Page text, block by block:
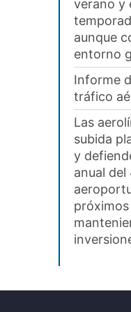
verano y
aunque
entorno
Informe
tráfico
Las
subida
y
anual del